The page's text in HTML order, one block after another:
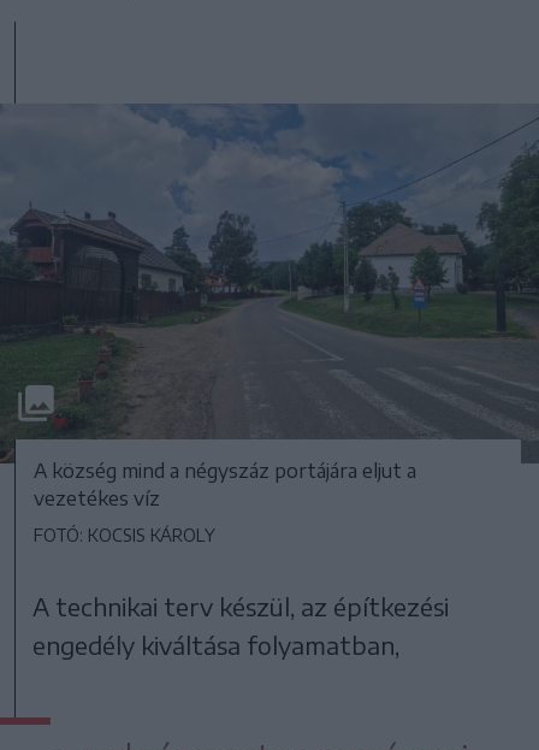
A község mind a négyszáz portájára eljut a
vezetékes víz
FOTÓ: KOCSIS KÁROLY
A technikai terv készül, az építkezési
engedély kiváltása folyamatban,